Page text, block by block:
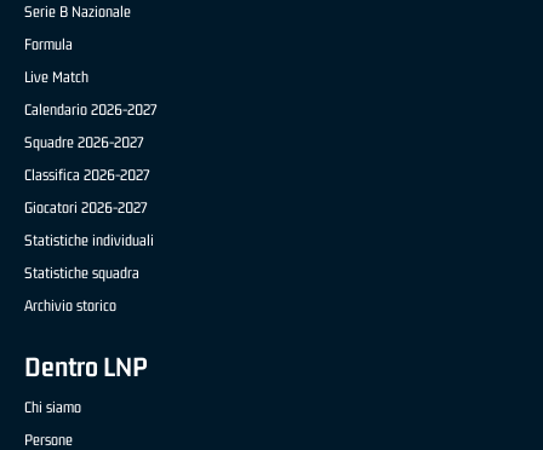
Serie B Nazionale
Formula
Live Match
Calendario 2026-2027
Squadre 2026-2027
Classifica 2026-2027
Giocatori 2026-2027
Statistiche individuali
Statistiche squadra
Archivio storico
Dentro LNP
Chi siamo
Persone